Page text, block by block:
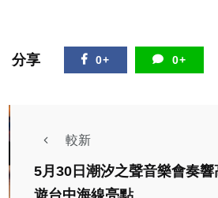
分享 0+ 0+
較新
5月30日潮汐之聲音樂會奏